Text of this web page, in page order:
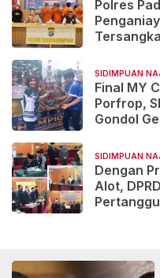
Polres
SIDIMPUAN
Final MY
Porfrop,
Gondol
SIDIMPUAN
Dengan
Alot,